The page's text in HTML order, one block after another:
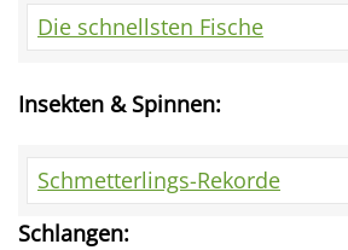
Die schnellsten Fische
Insekten & Spinnen:
Schmetterlings-Rekorde
Schlangen: